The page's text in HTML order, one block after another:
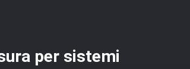
per sistemi